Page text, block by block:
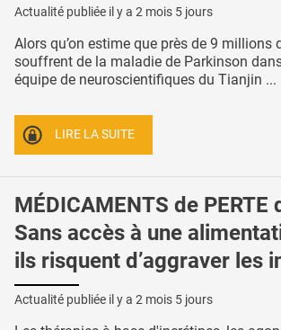
Actualité publiée il y a 2 mois 5 jours
Alors qu’on estime que près de 9 millions
souffrent de la maladie de Parkinson
équipe de neuroscientifiques du Tianjin ...
LIRE LA SUITE
MÉDICAMENTS de PERTE
Sans accès à une
ils risquent d’aggraver les
Actualité publiée il y a 2 mois 5 jours